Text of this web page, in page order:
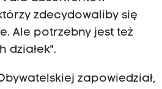
zdecydowaliby się
Ale potrzebny jest też
działek".
zapowiedział,